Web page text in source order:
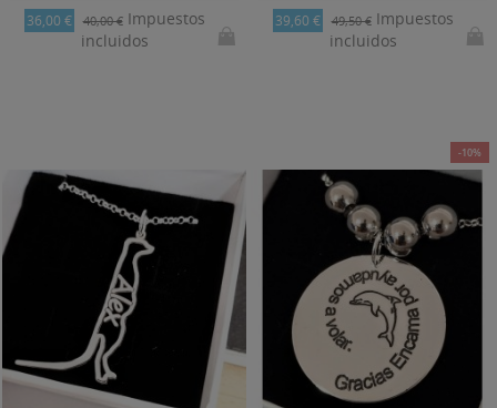
36,00 € 40,00 €Impuestos
incluidos
39,60 € 49,50 €Impuestos
incluidos
-10%